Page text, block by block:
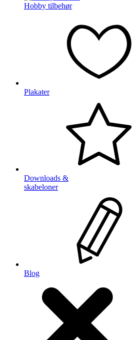
Hobby tilbehør
Plakater
Downloads &
skabeloner
Blog